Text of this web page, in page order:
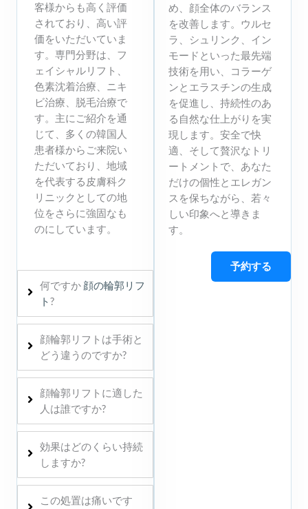
客様からも高く評価
されており、高い評
価をいただいていま
す。専門分野は、フ
ェイシャルリフト、
色素沈着治療、ニキ
ビ治療、脱毛治療で
す。主にご紹介を通
じて、多くの韓国人
患者様からご来院い
ただいており、地域
を代表する皮膚科ク
リニックとしての地
位をさらに強固なも
のにしています。
何ですか 顔の輪郭リフ
ト?
顔輪郭リフトは手術と
どう違うのですか?
顔輪郭リフトに適した
人は誰ですか?
効果はどのくらい持続
しますか?
この処置は痛いです
め、顔全体のバランス
を改善します。ウルセ
ラ、シュリンク、イン
モードといった最先端
技術を用い、コラーゲ
ンとエラスチンの生成
を促進し、持続性のあ
る自然な仕上がりを実
現します。安全で快
適、そして贅沢なトリ
ートメントで、あなた
だけの個性とエレガン
スを保ちながら、若々
しい印象へと導きま
す。
予約する